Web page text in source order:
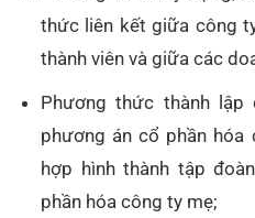
thức liên kết giữa công
thành viên và giữa các
Phương thức thành
phương án cổ phần
hợp hình thành tập
phần hóa công ty mẹ;